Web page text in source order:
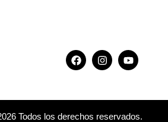
Todos los derechos reservados.